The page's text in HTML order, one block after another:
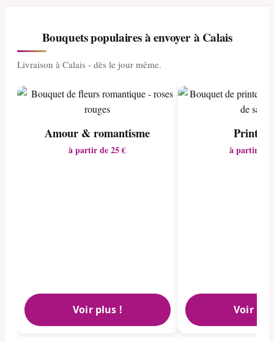
Bouquets populaires à envoyer à Calais
Livraison à Calais - dès le jour même.
Amour & romantisme
à partir de 25 €
Voir plus !
à partir de
Voir